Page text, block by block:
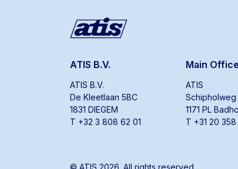
ATIS B.V.
ATIS B.V.
De Kleetlaan 5BC
1831 DIEGEM
T +32 3 808 62 01
Main Office
ATIS
Schipholweg
1171 PL
T +31 20 358
© ATIS 2026. All rights reserved.